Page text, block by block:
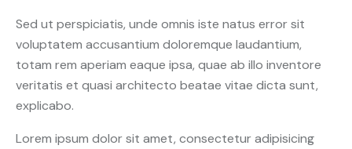
Sed ut perspiciatis, unde omnis iste natus error sit
voluptatem accusantium doloremque laudantium,
totam rem aperiam eaque ipsa, quae ab illo inventore
veritatis et quasi architecto beatae vitae dicta sunt,
explicabo.
Lorem ipsum dolor sit amet, consectetur adipisicing